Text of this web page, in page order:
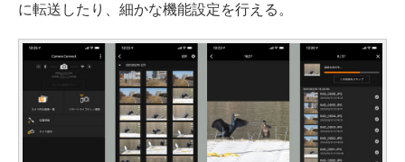
に転送したり、細かな機能設定を行える。